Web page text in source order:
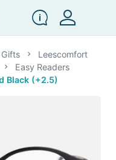
Leescomfort
Easy Readers
Black (+2.5)